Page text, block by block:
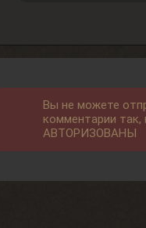
Вы не можете
комментарии так,
АВТОРИЗОВАНЫ